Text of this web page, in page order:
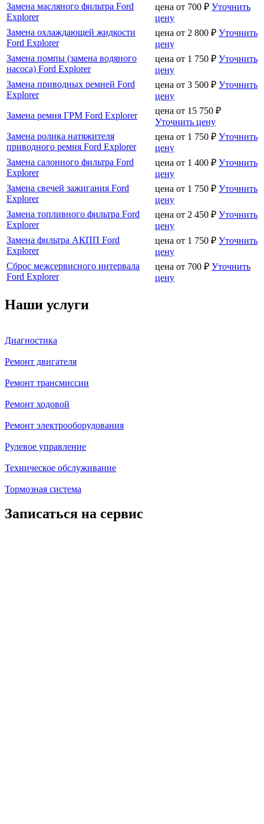
Замена масляного фильтра Ford
Explorer
цена от 700 ₽ Уточнить
цену
Замена охлаждающей жидкости
Ford Explorer
цена от 2 800 ₽ Уточнить
цену
Замена помпы (замена водяного
насоса) Ford Explorer
цена от 1 750 ₽ Уточнить
цену
Замена приводных ремней Ford
Explorer
цена от 3 500 ₽ Уточнить
цену
Замена ремня ГРМ Ford Explorer
цена от 15 750 ₽
Уточнить цену
Замена ролика натяжителя
приводного ремня Ford Explorer
цена от 1 750 ₽ Уточнить
цену
Замена салонного фильтра Ford
Explorer
цена от 1 400 ₽ Уточнить
цену
Замена свечей зажигания Ford
Explorer
цена от 1 750 ₽ Уточнить
цену
Замена топливного фильтра Ford
Explorer
цена от 2 450 ₽ Уточнить
цену
Замена фильтра АКПП Ford
Explorer
цена от 1 750 ₽ Уточнить
цену
Сброс межсервисного интервала
Ford Explorer
цена от 700 ₽ Уточнить
цену
Наши услуги
Диагностика
Ремонт двигателя
Ремонт трансмиссии
Ремонт ходовой
Ремонт электрооборудования
Рулевое управление
Техническое обслуживание
Тормозная система
Записаться на сервис